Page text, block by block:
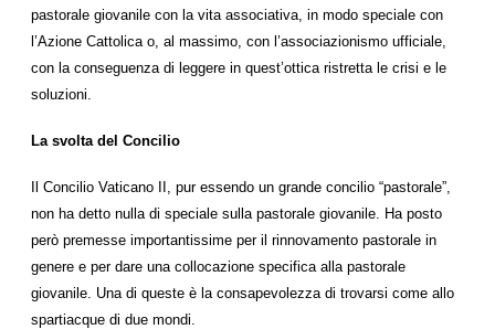
pastorale giovanile con la vita associativa, in modo speciale con
l’Azione Cattolica o, al massimo, con l’associazionismo ufficiale,
con la conseguenza di leggere in quest’ottica ristretta le crisi e le
soluzioni.
La svolta del Concilio
Il Concilio Vaticano II, pur essendo un grande concilio “pastorale”,
non ha detto nulla di speciale sulla pastorale giovanile. Ha posto
però premesse importantissime per il rinnovamento pastorale in
genere e per dare una collocazione specifica alla pastorale
giovanile. Una di queste è la consapevolezza di trovarsi come allo
spartiacque di due mondi.